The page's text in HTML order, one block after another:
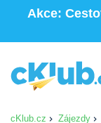
Akce:
cKlub.cz Zájezdy